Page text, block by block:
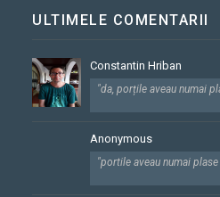
ULTIMELE COMENTARII
Constantin Hriban
"da, porțile aveau numai
Anonymous
"portile aveau numai